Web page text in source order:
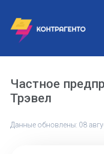
Частное
Трэвел
Данные обновлены: 08